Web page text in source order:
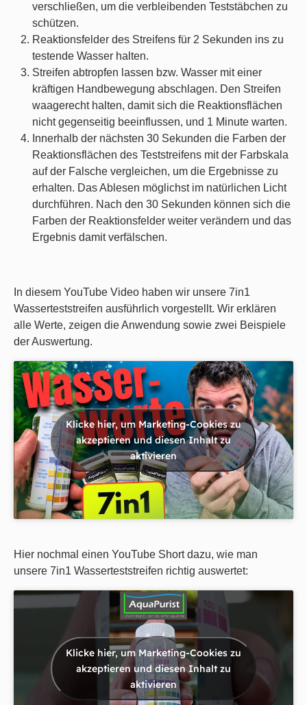
verschließen, um die verbleibenden Teststäbchen zu
schützen.
Reaktionsfelder des Streifens für 2 Sekunden ins zu
testende Wasser halten.
Streifen abtropfen lassen bzw. Wasser mit einer
kräftigen Handbewegung abschlagen. Den Streifen
waagerecht halten, damit sich die Reaktionsflächen
nicht gegenseitig beeinflussen, und 1 Minute warten.
Innerhalb der nächsten 30 Sekunden die Farben der
Reaktionsflächen des Teststreifens mit der Farbskala
auf der Falsche vergleichen, um die Ergebnisse zu
erhalten. Das Ablesen möglichst im natürlichen Licht
durchführen. Nach den 30 Sekunden können sich die
Farben der Reaktionsfelder weiter verändern und das
Ergebnis damit verfälschen.
In diesem YouTube Video haben wir unsere 7in1
Wasserteststreifen ausführlich vorgestellt. Wir erklären
alle Werte, zeigen die Anwendung sowie zwei Beispiele
der Auswertung.
Klicke hier, um Marketing-Cookies zu
akzeptieren und diesen Inhalt zu
aktivieren
Hier nochmal einen YouTube Short dazu, wie man
unsere 7in1 Wasserteststreifen richtig auswertet:
Klicke hier, um Marketing-Cookies zu
akzeptieren und diesen Inhalt zu
aktivieren